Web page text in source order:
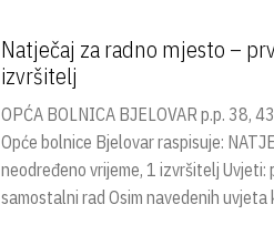
Natječaj za radno mjesto –
izvršitelj
OPĆA BOLNICA BJELOVAR p.p. 38,
Opće bolnice Bjelovar raspisuje:
neodređeno vrijeme, 1 izvršitelj
samostalni rad Osim navedenih